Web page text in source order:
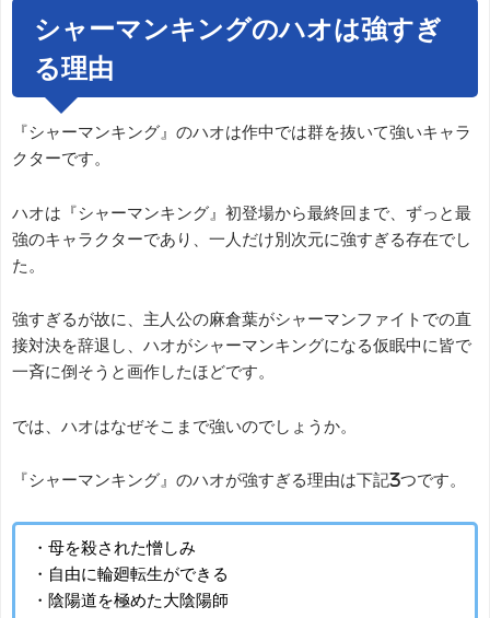
シャーマンキングのハオは強すぎ
る理由
『シャーマンキング』のハオは作中では群を抜いて強いキャラ
クターです。
ハオは『シャーマンキング』初登場から最終回まで、ずっと最
強のキャラクターであり、一人だけ別次元に強すぎる存在でし
た。
強すぎるが故に、主人公の麻倉葉がシャーマンファイトでの直
接対決を辞退し、ハオがシャーマンキングになる仮眠中に皆で
一斉に倒そうと画作したほどです。
では、ハオはなぜそこまで強いのでしょうか。
『シャーマンキング』のハオが強すぎる理由は下記3つです。
・母を殺された憎しみ
・自由に輪廻転生ができる
・陰陽道を極めた大陰陽師